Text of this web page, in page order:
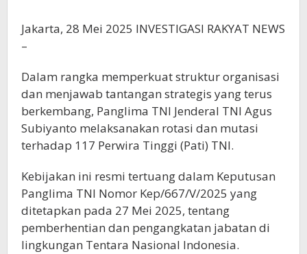
Jakarta, 28 Mei 2025 INVESTIGASI RAKYAT NEWS
–
Dalam rangka memperkuat struktur organisasi
dan menjawab tantangan strategis yang terus
berkembang, Panglima TNI Jenderal TNI Agus
Subiyanto melaksanakan rotasi dan mutasi
terhadap 117 Perwira Tinggi (Pati) TNI.
Kebijakan ini resmi tertuang dalam Keputusan
Panglima TNI Nomor Kep/667/V/2025 yang
ditetapkan pada 27 Mei 2025, tentang
pemberhentian dan pengangkatan jabatan di
lingkungan Tentara Nasional Indonesia.